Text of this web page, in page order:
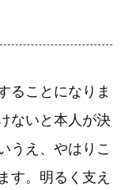
ることになりま
ないと本人が決
うえ、やはりこ
す。明るく支え